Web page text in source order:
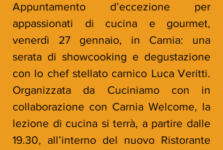
Appuntamento d’eccezione per
appassionati di cucina e gourmet,
venerdì 27 gennaio, in Carnia: una
serata di showcooking e degustazione
con lo chef stellato carnico Luca Veritti.
Organizzata da Cuciniamo con in
collaborazione con Carnia Welcome, la
lezione di cucina si terrà, a partire dalle
19.30, all’interno del nuovo Ristorante